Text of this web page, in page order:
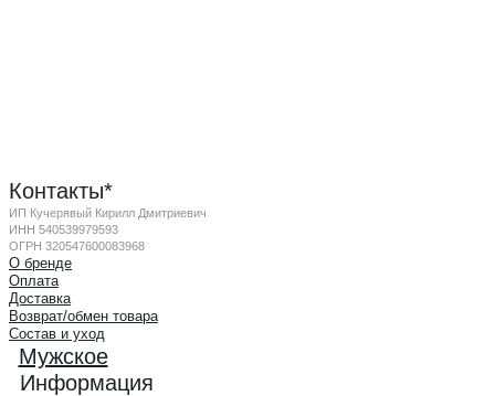
Контакты*
ИП Кучерявый Кирилл Дмитриевич
ИНН 540539979593
ОГРН 320547600083968
О бренде
Оплата
Доставка
Возврат/обмен товара
Состав и уход
Мужское
Информация